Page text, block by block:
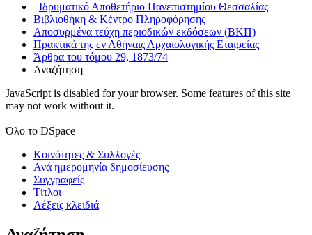
Ιδρυματικό Αποθετήριο Πανεπιστημίου Θεσσαλίας
Βιβλιοθήκη & Κέντρο Πληροφόρησης
Αποσυρμένα τεύχη περιοδικών εκδόσεων (ΒΚΠ)
Πρακτικά της εν Αθήναις Αρχαιολογικής Εταιρείας
Άρθρα του τόμου 29, 1873/74
Αναζήτηση
JavaScript is disabled for your browser. Some features of this site
may not work without it.
Όλο το DSpace
Κοινότητες & Συλλογές
Ανά ημερομηνία δημοσίευσης
Συγγραφείς
Τίτλοι
Λέξεις κλειδιά